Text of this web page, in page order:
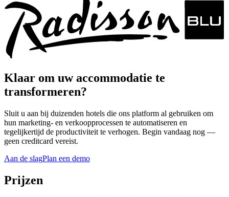
Klaar om uw accommodatie te
transformeren?
Sluit u aan bij duizenden hotels die ons platform al gebruiken om
hun marketing- en verkoopprocessen te automatiseren en
tegelijkertijd de productiviteit te verhogen. Begin vandaag nog —
geen creditcard vereist.
Aan de slagPlan een demo
Prijzen